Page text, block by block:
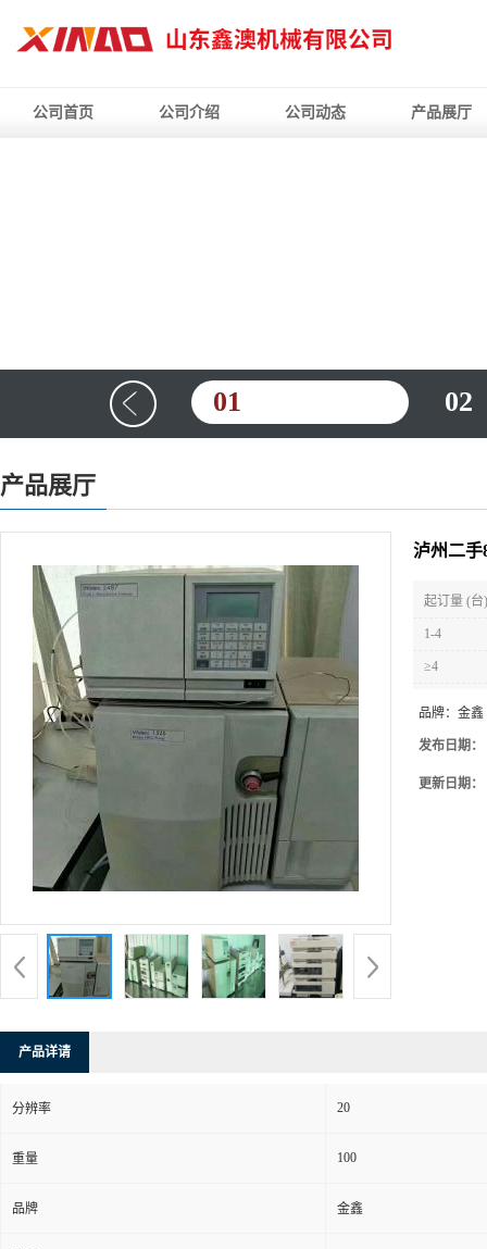
公司首页 公司介绍 公司动态 产品展厅
01 02
产品展厅
泸州二手
起订量 (台)
1-4
≥4
品牌： 金鑫
发布日期：
更新日期：
产品详请
分辨率 20
重量 100
品牌 金鑫